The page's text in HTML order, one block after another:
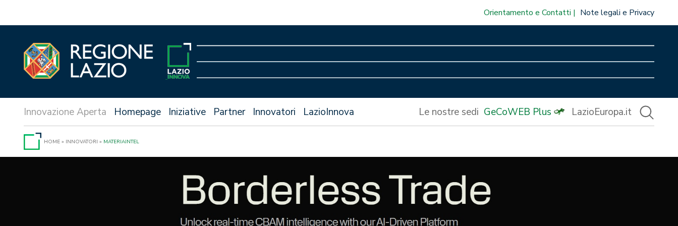
Orientamento e Contatti Note legali e Privacy
Homepage Iniziative Partner Innovatori LazioInnova Le nostre sedi GeCoWEB Plus LazioEuropa.it
HOME » INNOVATORI » MATERIAINTEL